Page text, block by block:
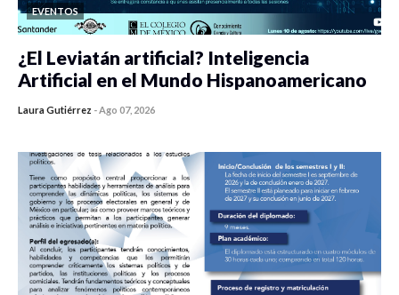
EVENTOS
¿El Leviatán artificial? Inteligencia
Artificial en el Mundo Hispanoamericano
Laura Gutiérrez -Ago 07, 2026